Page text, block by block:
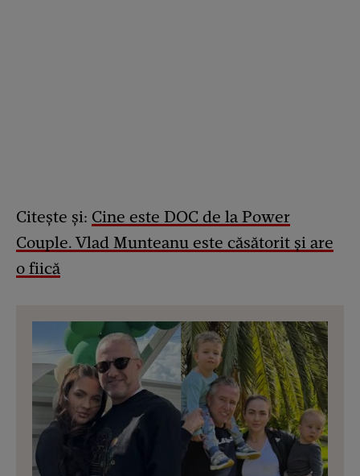
Citește și: Cine este DOC de la Power
Couple. Vlad Munteanu este căsătorit și are
o fiică